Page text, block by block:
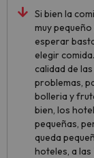
Si bien la
muy
esperar
elegir
calidad de
problemas,
bolleria y
bien, los
pequeñas,
queda
hoteles, a las